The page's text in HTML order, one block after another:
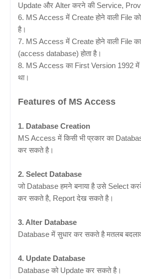
Update और Alter करने की Service,
6. MS Access में Create होने वाली File
है।
7. MS Access में Create होने वाली File
(access database) होता है।
8. MS Access का First Version 1992 में
था।
Features of MS Access
1. Database Creation
MS Access में किसी भी प्रकार का
कर सकते है।
2. Select Database
जो Database हमने बनाया है उसे Select
कर सकते है, Report देख सकते है।
3. Alter Database
Database में सुधार कर सकते है मतलब
4. Update Database
Database को Update कर सकते है।